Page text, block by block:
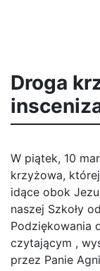
Droga
W piątek, 10
krzyżowa,
idące obok
naszej Szkoły
Podziękowania
czytającym ,
przez Panie